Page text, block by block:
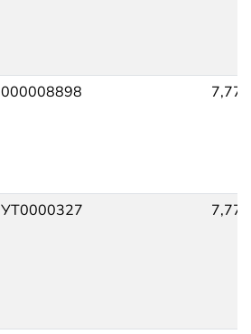
000008898 7,77
УТ0000327 7,77